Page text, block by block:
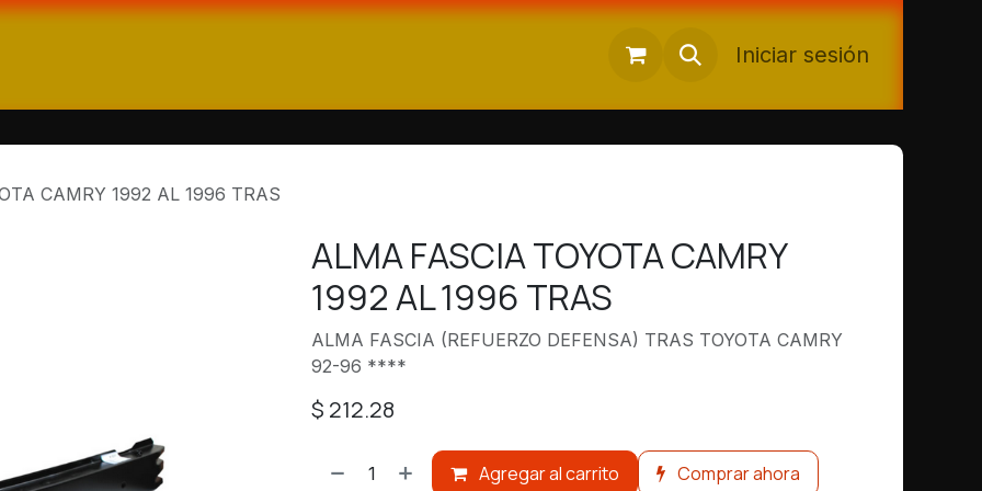
Iniciar sesión
CAMRY 1992 AL 1996 TRAS
ALMA FASCIA TOYOTA CAMRY
1992 AL 1996 TRAS
ALMA FASCIA (REFUERZO DEFENSA) TRAS TOYOTA CAMRY
92-96 ****
$ 212.28
Agregar al carrito Comprar ahora